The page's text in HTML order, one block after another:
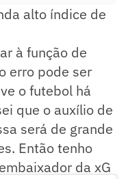
alto índice de
à função de
erro pode ser
o futebol há
que o auxílio de
será de grande
Então tenho
da xG